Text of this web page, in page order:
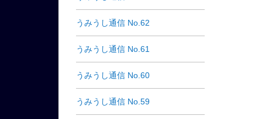
うみうし通信 No.62
うみうし通信 No.61
うみうし通信 No.60
うみうし通信 No.59